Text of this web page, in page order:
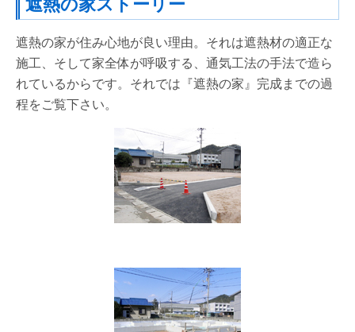
遮熱の家が住み心地が良い理由。それは遮熱材の適正な
施工、そして家全体が呼吸する、通気工法の手法で造ら
れているからです。それでは『遮熱の家』完成までの過
程をご覧下さい。